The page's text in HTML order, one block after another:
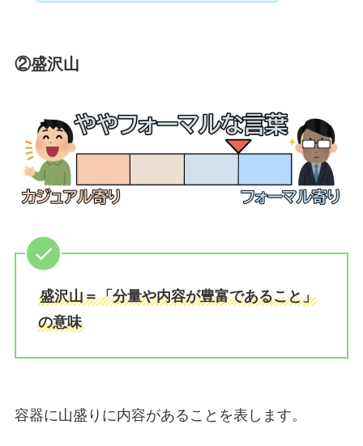
②盛沢山
盛沢山＝「分量や内容が豊富であること」
の意味
容器に山盛りに内容があることを表します。